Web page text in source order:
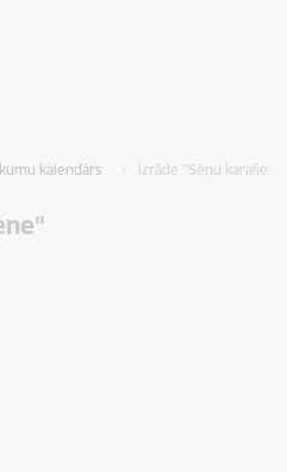
kalendārs Izrāde "Sēņu